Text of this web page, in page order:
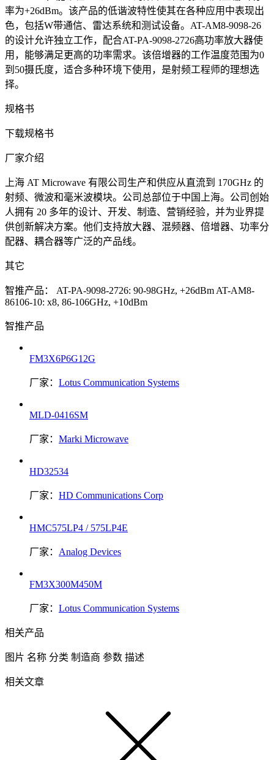
率为+26dBm。该产品的低谐波特性使其在各种应用中表现出
色，包括W带通信、雷达系统和测试设备。AT-AM8-9098-26
的设计允许独立工作，配合AT-PA-9098-2726高功率放大器使
用，能够满足更高的功率需求。该倍增器的工作温度范围为0
到50摄氏度，适合多种环境下使用，是射频工程师的理想选
择。
规格书
下载规格书
厂家介绍
上海 AT Microwave 有限公司生产和供应从直流到 170GHz 的
射频、微波和毫米波模块。公司总部位于中国上海。公司创始
人拥有 20 多年的设计、开发、制造、营销经验，并为业界提
供创新解决方案。他们支持放大器、混频器、倍增器、功率分
配器、耦合器等广泛的产品线。
其它
智推产品： AT-PA-9098-2726: 90-98GHz, +26dBm AT-AM8-
86106-10: x8, 86-106GHz, +10dBm
智推产品
FM3X6P6G12G
厂家： Lotus Communication Systems
MLD-0416SM
厂家： Marki Microwave
HD32534
厂家： HD Communications Corp
HMC575LP4 / 575LP4E
厂家： Analog Devices
FM3X300M450M
厂家： Lotus Communication Systems
相关产品
图片 名称 分类 制造商 参数 描述
相关文章